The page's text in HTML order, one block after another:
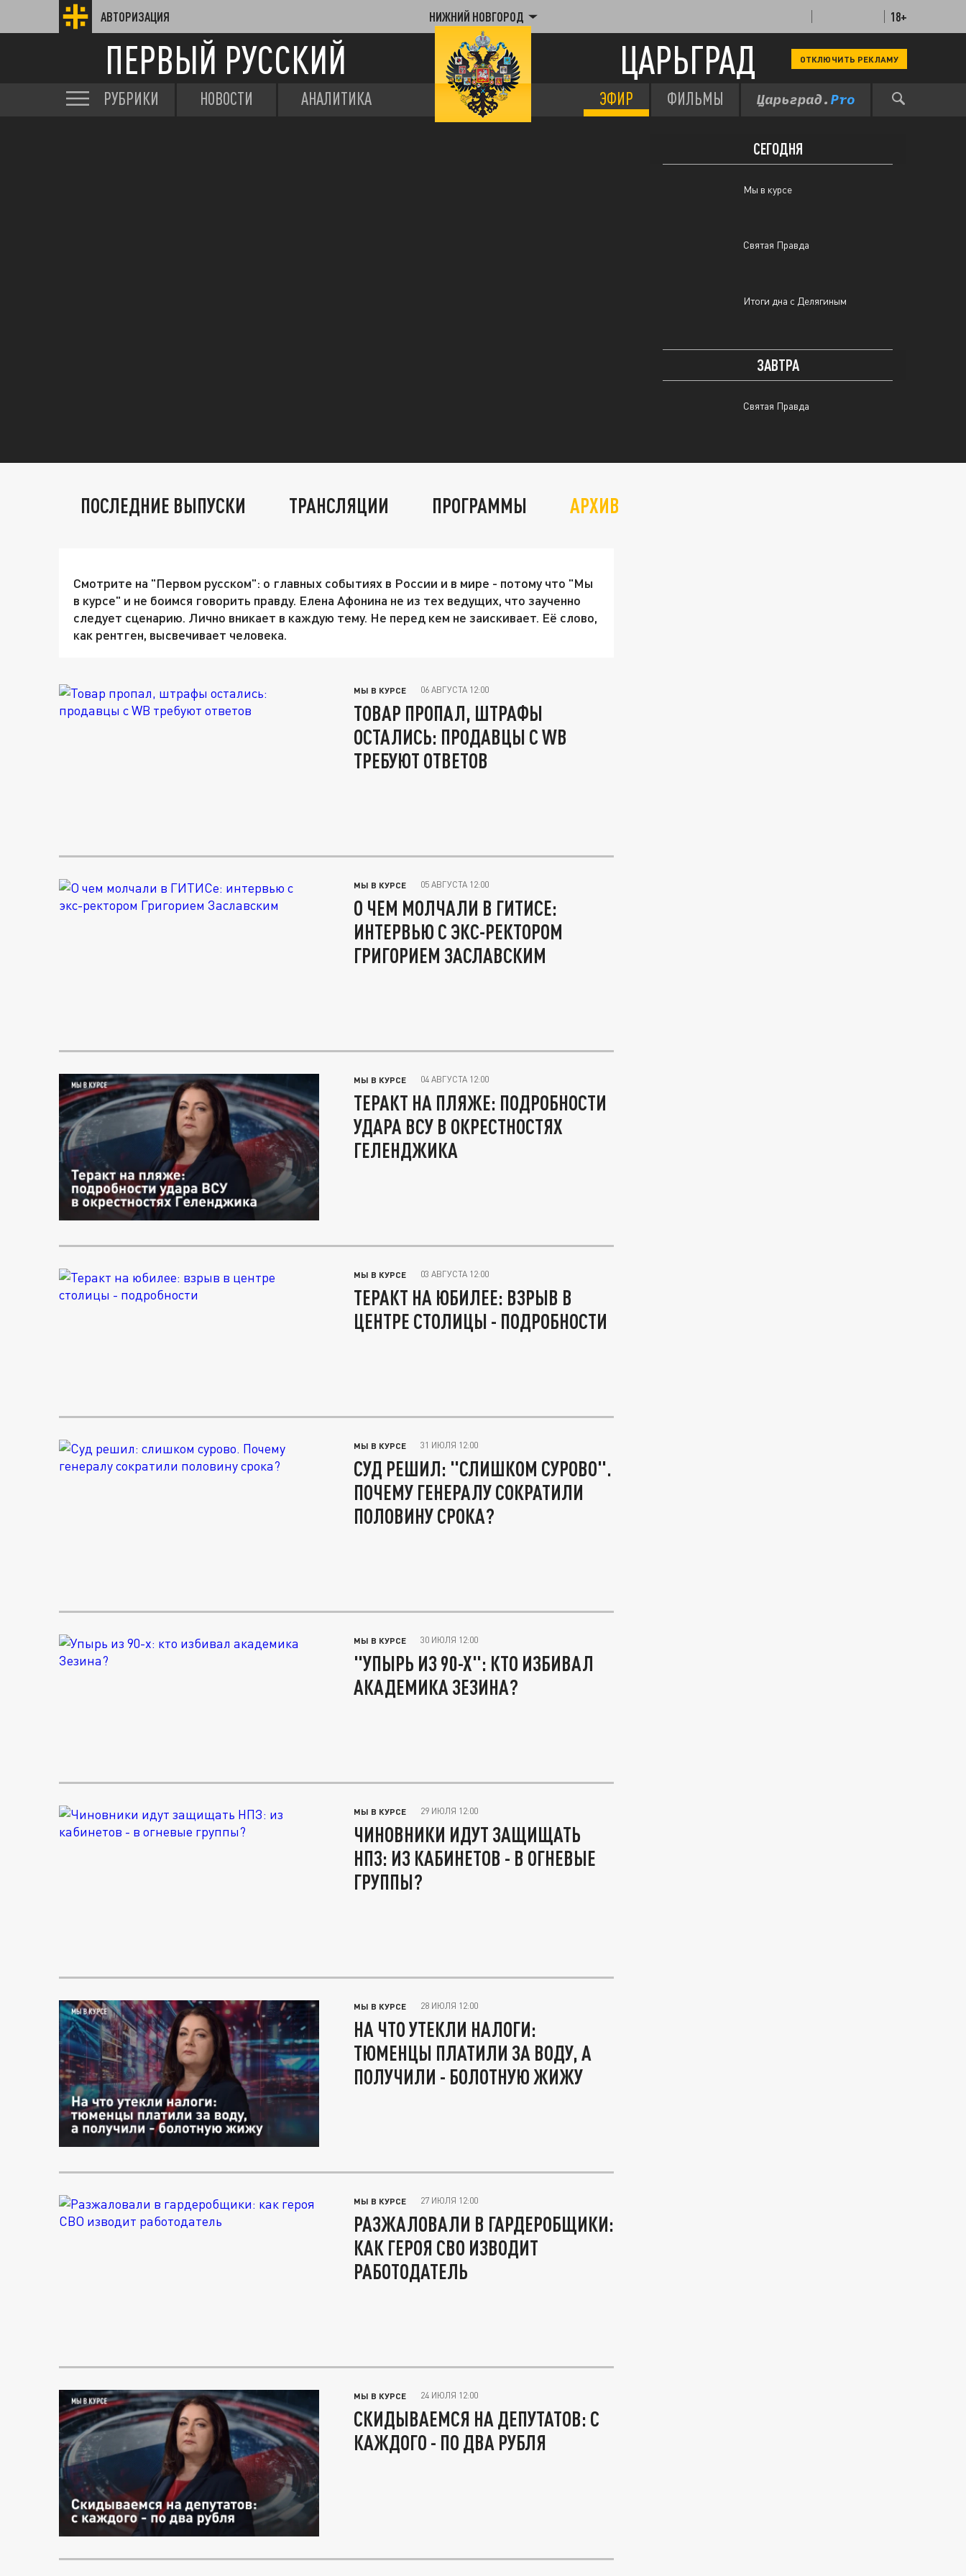
АВТОРИЗАЦИЯ НИЖНИЙ НОВГОРОД 18+
ПЕРВЫЙ РУССКИЙ ЦАРЬГРАД ОТКЛЮЧИТЬ РЕКЛАМУ
РУБРИКИ НОВОСТИ АНАЛИТИКА ЭФИР ФИЛЬМЫ ВЧЕРА
Итоги дна с Делягиным
СЕГОДНЯ
Мы в курсе
Святая Правда
Итоги дна с Делягиным
ЗАВТРА
Святая Правда
ПОСЛЕДНИЕ ВЫПУСКИ ТРАНСЛЯЦИИ ПРОГРАММЫ АРХИВ
Смотрите на "Первом русском": о главных событиях в России и в мире - потому что "Мы
в курсе" и не боимся говорить правду. Елена Афонина не из тех ведущих, что заученно
следует сценарию. Лично вникает в каждую тему. Не перед кем не заискивает. Её слово,
как рентген, высвечивает человека.
МЫ В КУРСЕ 06 АВГУСТА 12:00
ТОВАР ПРОПАЛ, ШТРАФЫ
ОСТАЛИСЬ: ПРОДАВЦЫ С WB
ТРЕБУЮТ ОТВЕТОВ
МЫ В КУРСЕ 05 АВГУСТА 12:00
О ЧЕМ МОЛЧАЛИ В ГИТИСЕ:
ИНТЕРВЬЮ С ЭКС-РЕКТОРОМ
ГРИГОРИЕМ ЗАСЛАВСКИМ
МЫ В КУРСЕ 04 АВГУСТА 12:00
ТЕРАКТ НА ПЛЯЖЕ: ПОДРОБНОСТИ
УДАРА ВСУ В ОКРЕСТНОСТЯХ
ГЕЛЕНДЖИКА
МЫ В КУРСЕ 03 АВГУСТА 12:00
ТЕРАКТ НА ЮБИЛЕЕ: ВЗРЫВ В
ЦЕНТРЕ СТОЛИЦЫ - ПОДРОБНОСТИ
МЫ В КУРСЕ 31 ИЮЛЯ 12:00
СУД РЕШИЛ: "СЛИШКОМ СУРОВО".
ПОЧЕМУ ГЕНЕРАЛУ СОКРАТИЛИ
ПОЛОВИНУ СРОКА?
МЫ В КУРСЕ 30 ИЮЛЯ 12:00
"УПЫРЬ ИЗ 90-Х": КТО ИЗБИВАЛ
АКАДЕМИКА ЗЕЗИНА?
МЫ В КУРСЕ 29 ИЮЛЯ 12:00
ЧИНОВНИКИ ИДУТ ЗАЩИЩАТЬ
НПЗ: ИЗ КАБИНЕТОВ - В ОГНЕВЫЕ
ГРУППЫ?
МЫ В КУРСЕ 28 ИЮЛЯ 12:00
НА ЧТО УТЕКЛИ НАЛОГИ:
ТЮМЕНЦЫ ПЛАТИЛИ ЗА ВОДУ, А
ПОЛУЧИЛИ - БОЛОТНУЮ ЖИЖУ
МЫ В КУРСЕ 27 ИЮЛЯ 12:00
РАЗЖАЛОВАЛИ В ГАРДЕРОБЩИКИ:
КАК ГЕРОЯ СВО ИЗВОДИТ
РАБОТОДАТЕЛЬ
МЫ В КУРСЕ 24 ИЮЛЯ 12:00
СКИДЫВАЕМСЯ НА ДЕПУТАТОВ: С
КАЖДОГО - ПО ДВА РУБЛЯ